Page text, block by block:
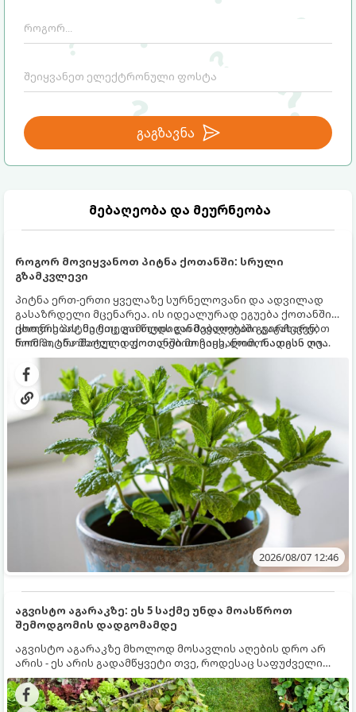
გაგზავნა
მებაღეობა და მეურნეობა
როგორ მოვიყვანოთ პიტნა ქოთანში: სრული
გზამკვლევი
პიტნა ერთ-ერთი ყველაზე სურნელოვანი და ადვილად
გასაზრდელი მცენარეა. ის იდეალურად ეგუება ქოთანში
ცხოვრებას, მეტიც, გამოცდილი მებაღეები გვირჩევენ,
რომ პიტნა მხოლოდ ქოთანში მოვიყვანოთ, რადგან ღია
გრუნტში (ბაღში) დარგვისას ის ფესვებით ძალიან
სწრაფად ვრცელდება და სხვა მცენარეებს ავიწროებს.
ქოთნის პიტნა მთელი წლის განმავლობაში გაგახარებთ
ნორჩი, არომატული ფოთლებით ჩაის, ლიმონათისა თუ
კერძებისთვის.
2026/08/07 12:46
აგვისტო აგარაკზე: ეს 5 საქმე უნდა მოასწროთ
შემოდგომის დადგომამდე
აგვისტო აგარაკზე მხოლოდ მოსავლის აღების დრო არ
არის - ეს არის გადამწყვეტი თვე, როდესაც საფუძველი
ეყრება მომავალი წლის მოსავალს და ბაღი მზადდება
შემოდგომა-ზამთრის სეზონისთვის. იმისათვის, რომ
ნიადაგმა ენერგია აღიდგინოს, ხოლო მცენარეებმა